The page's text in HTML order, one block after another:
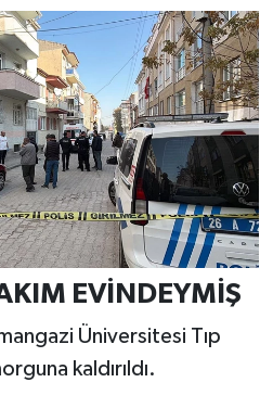
EVİNDEYMİŞ
Üniversitesi Tıp
kaldırıldı.